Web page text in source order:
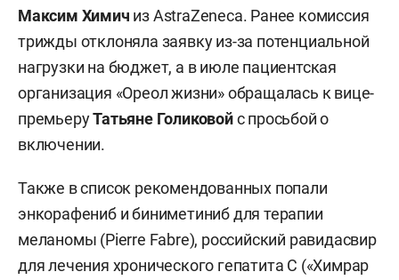
Максим Химич из AstraZeneca. Ранее комиссия
трижды отклоняла заявку из-за потенциальной
нагрузки на бюджет, а в июле пациентская
организация «Ореол жизни» обращалась к вице-
премьеруТатьяне Голиковойс просьбой о
включении.
Также в список рекомендованных попали
энкорафениб и биниметиниб для терапии
меланомы (Pierre Fabre), российский равидасвир
для лечения хронического гепатита С («Химрар